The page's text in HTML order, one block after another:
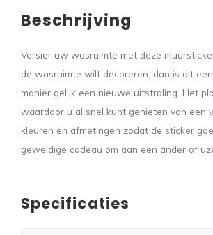
Beschrijving
Versier uw wasruimte met deze
de wasruimte wilt decoreren, dan is dit
manier gelijk een nieuwe uitstraling. Het
waardoor u al snel kunt genieten van een
kleuren en afmetingen zodat de sticker
geweldige cadeau om aan een ander of
Specificaties